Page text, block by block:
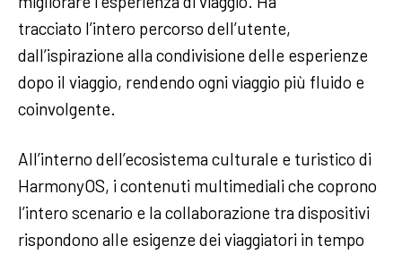
tracciato l’intero percorso dell’utente,
dall’ispirazione alla condivisione delle esperienze
dopo il viaggio, rendendo ogni viaggio più fluido e
coinvolgente.
All’interno dell’ecosistema culturale e turistico di
HarmonyOS, i contenuti multimediali che coprono
l’intero scenario e la collaborazione tra dispositivi
rispondono alle esigenze dei viaggiatori in tempo